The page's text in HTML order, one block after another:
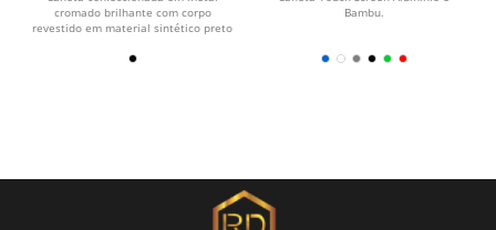
cromado brilhante com corpo
revestido em material sintético preto
Bambu.